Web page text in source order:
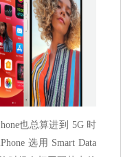
也总算进到 5G 时
选用 Smart Data